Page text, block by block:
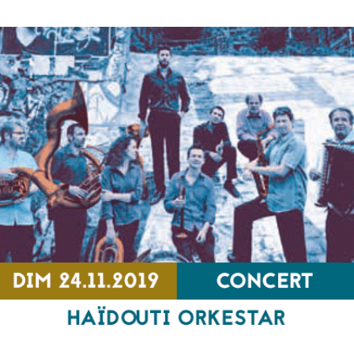
Hommage à Rachid Taha
CONCERT